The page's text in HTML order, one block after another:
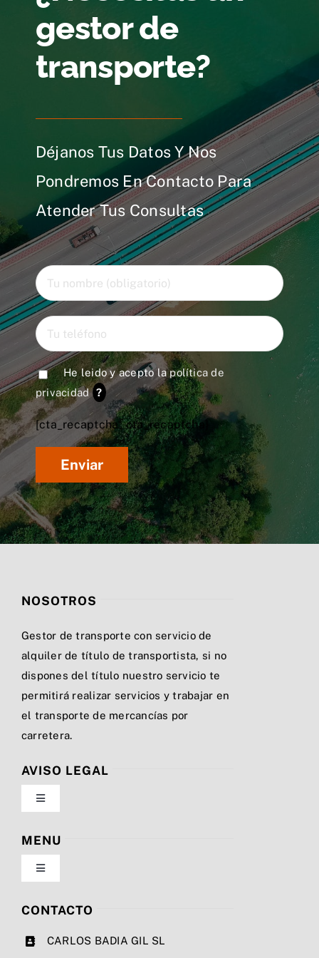
gestor de
transporte?
Déjanos Tus Datos Y Nos
Pondremos En Contacto Para
Atender Tus Consultas
He leido y acepto lapolítica de
privacidad ?
[cta_recaptcha* cta_recaptcha]
NOSOTROS
Gestor de transporte con servicio de
alquiler de título de transportista, si no
dispones del título nuestro servicio te
permitirá realizar servicios y trabajar en
el transporte de mercancías por
carretera.
AVISO LEGAL
Toggle
Navigation
Política de privacidad
Condiciones de uso
MENU
Toggle
Navigation
Nosotros
CONTACTO
CARLOS BADIA GIL SL